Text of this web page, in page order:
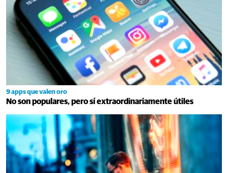
9 apps que valen oro
No son populares, pero sí extraordinariamente útiles